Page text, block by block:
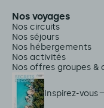
Nos voyages
Nos circuits
Nos séjours
Nos hébergements
Nos activités
Nos offres groupes &
Inspirez-vous